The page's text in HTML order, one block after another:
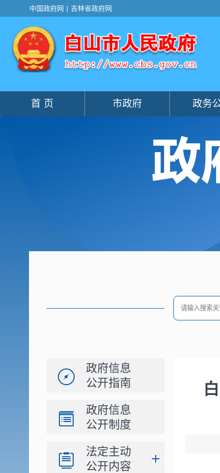
政府信息
公开指南
政府信息
公开制度
法定主动
公开内容